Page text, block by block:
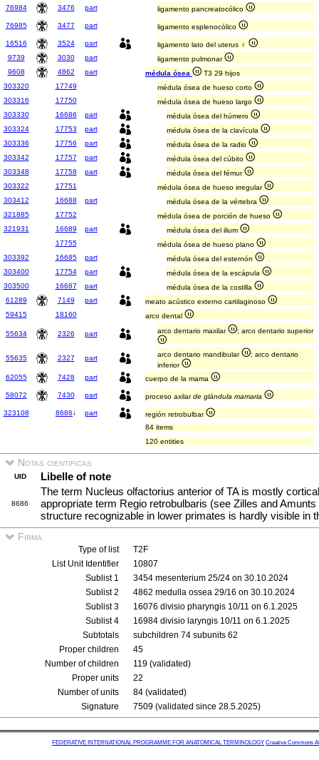
76984 3476 part ligamento pancreatocólico
76985 3477 part ligamento esplenocólico
16516 3524 part
ligamento lato del uterus ♀
9739
3030 part
ligamento pulmonar
9608
4862 part médula ósea
T3 29 hijos
303320
17749
médula ósea de hueso corto
303316
17750
médula ósea de hueso largo
303330
16686 part
médula ósea del húmero
303324
17753 part
médula ósea de la clavícula
303336
17756 part
médula ósea de la radio
303342
17757 part
médula ósea del cúbito
303348
17758 part
médula ósea del fémur
303322
17751
médula ósea de hueso irregular
303412
16688 part
médula ósea de la vértebra
321885
17752
médula ósea de porción de hueso
321931
16689 part
médula ósea del ilium
17755
médula ósea de hueso plano
303392
16685 part
médula ósea del esternón
303400
17754 part
médula ósea de la escápula
303500
16687 part
médula ósea de la costilla
61289
7149 part
meato acústico externo cartilaginoso
59415
18160 arco dental
55634 2326 part arco dentario maxilar ; arco dentario superior
55635 2327 part arco dentario mandibular
; arco dentario
inferior
62055
7428 part cuerpo de la mama
58072 7430 part proceso axilarde glándula mamaria
323108 8686↓ part
región retrobulbar
84 items
120 entities
Notas cientificas
UID Libelle of note
8686
The term Nucleus olfactorius anterior of TA is mostly
appropriate term Regio retrobulbaris (see Zilles and
structure recognizable in lower primates is hardly visible in
Firma
Type of list
T2F
List Unit Identifier
10807
Sublist 1
3454 mesenterium 25/24 on 30.10.2024
Sublist 2
4862 medulla ossea 29/16 on 30.10.2024
Sublist 3
16076 divisio pharyngis 10/11 on 6.1.2025
Sublist 4
16984 divisio laryngis 10/11 on 6.1.2025
Subtotals
subchildren 74 subunits 62
Proper children
45
Number of children
119 (validated)
Proper units
22
Number of units
84 (validated)
Signature
7509 (validated since 28.5.2025)
FEDERATIVE INTERNATIONAL PROGRAMME FOR ANATOMICAL TERMINOLOGY Creative Commons